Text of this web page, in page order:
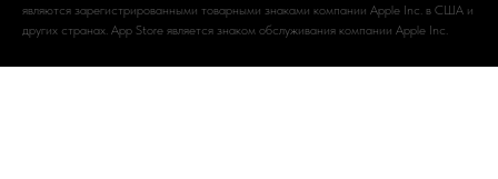
являются зарегистрированными товарными знаками компании Apple Inc. в США и
других странах. App Store является знаком обслуживания компании Apple Inc.